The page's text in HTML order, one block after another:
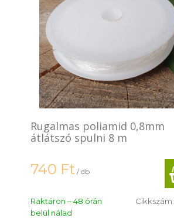
Rugalmas poliamid 0,8mm
átlátszó spulni 8 m
740 Ft / db
Raktáron – 48 órán
belül nálad
Cikkszám: